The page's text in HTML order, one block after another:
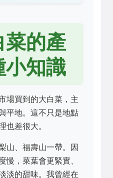
菜的產
知識
場買到的大白菜，主
平地。這不只是地點
也差很大。
山、福壽山一帶。因
慢，菜葉會更緊實、
淡的甜味。我曾經在